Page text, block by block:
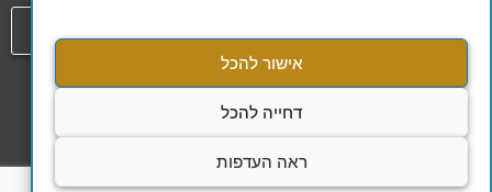
אישור להכל
דחייה להכל
ראה העדפות
עמודהסדרי נגישות
מדיניות הפרטיות ושימוש בקבצי עוגיות